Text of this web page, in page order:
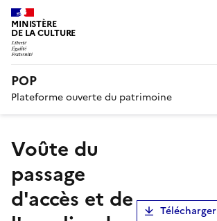
MINISTÈRE
DE LA CULTURE
POP
Plateforme ouverte du patrimoine
Voûte du
passage
d'accès et de
Télécharger